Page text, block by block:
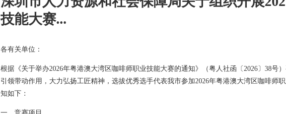
技能大赛...
各有关单位：
根据《关于举办2026年粤港澳大湾区咖啡师职业技能大赛的通知》（粤人社函〔2026〕38号
引领带动作用，大力弘扬工匠精神，选拔优秀选手代表我市参加2026年粤港澳大湾区咖啡师
知如下：